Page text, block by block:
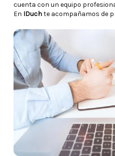
cuenta con un equipo
En IDuchte acompañamos de